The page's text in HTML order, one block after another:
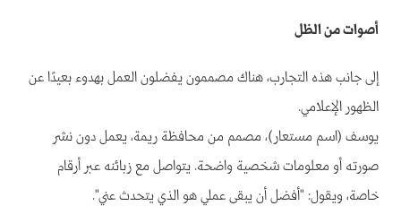
أصوات من الظل
إلى جانب هذه التجارب، هناك مصممون يفضلون العمل بهدوء بعيدًا عن
الظهور الإعلامي.
يوسف (اسم مستعار)، مصمم من محافظة ريمة، يعمل دون نشر
صورته أو معلومات شخصية واضحة. يتواصل مع زبائنه عبر أرقام
خاصة، ويقول: "أفضل أن يبقى عملي هو الذي يتحدث عني".